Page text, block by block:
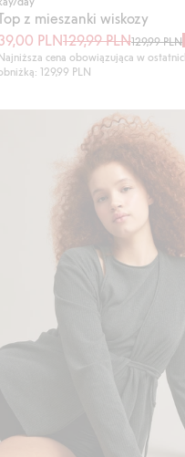
z mieszanki wiskozy
PLN129,99 PLN129,99 PLN
cena obowiązująca w
129,99 PLN
Dodaj do listy ulubione
pudełkowy z mieszanki